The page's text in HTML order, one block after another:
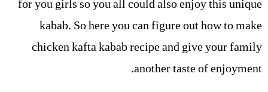
for you girls so you all could also enjoy this unique
kabab. So here you can figure out how to make
chicken kafta kabab recipe and give your family
another taste of enjoyment.